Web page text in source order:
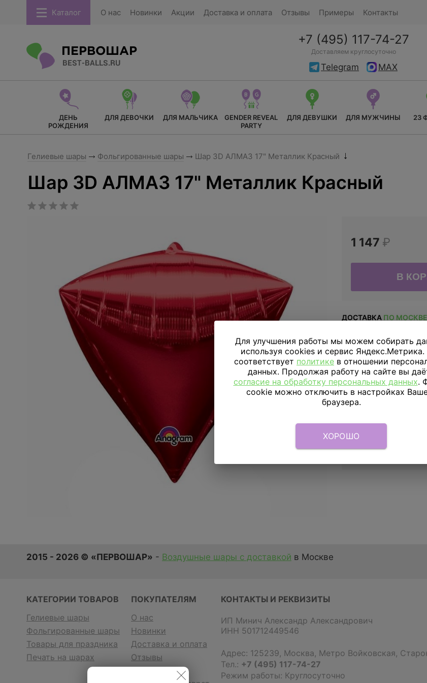
Каталог О нас Новинки Акции Доставка и оплата Отзывы Примеры Контакты
+7 (495) 117-74-27
Доставляем круглосуточно
Telegram MAX
ДЕНЬ
РОЖДЕНИЯ
ДЛЯ ДЕВОЧКИ ДЛЯ МАЛЬЧИКА
GENDER REVEAL
PARTY
ДЛЯ ДЕВУШКИ ДЛЯ МУЖЧИНЫ 23
Гелиевые шары Фольгированные шары Шар 3D АЛМАЗ 17" Металлик Красный
Шар 3D АЛМАЗ 17" Металлик Красный
1 147 ₽
ДОСТАВКА ПО МОСКВЕ
Доставка в пределах
Доставка за МКАД
Скидка подписчикам
Параметры
2015 - 2026 © «ПЕРВОШАР» - Воздушные шары с доставкой в Москве
КАТЕГОРИИ ТОВАРОВ
Гелиевые шары
Фольгированные шары
Товары для праздника
Печать на шарах
ПОКУПАТЕЛЯМ
О нас
Новинки
Доставка и оплата
Отзывы
КОНТАКТЫ И РЕКВИЗИТЫ
ИП Минич Александр Александрович
ИНН 501712449546
Адрес: 125239, Москва, Метро Войковская,
Тел.: +7 (495) 117-74-27
Режим работы: Круглосуточно
Для улучшения работы мы можем собирать
используя cookies и сервис Яндекс.Метрика.
соответствует политике в отношении
данных. Продолжая работу на сайте вы
согласие на обработку персональных данных.
cookie можно отключить в настройках
браузера.
ХОРОШО